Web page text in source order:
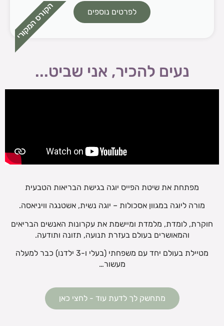
הקורס המקורי לפרטים נוספים
נעים להכיר, אני שביט...
מפתחת את שיטת הפייס יוגה בגישת הבריאות הטבעית
מורה ליוגה במגוון אסכולות – יוגה נשית, אשטנגה וויניאסה.
חוקרת, לומדת, מלמדת ומיישמת את עקרונות האנשים הבריאים
והמאושרים בעולם בעזרת תנועה, תזונה ותודעה.
מטיילת בעולם יחד עם משפחתי (בעלי ו-3 ילדנו) כבר למעלה
מעשור…
מתחשק לך לדעת עוד - לחצי כאן